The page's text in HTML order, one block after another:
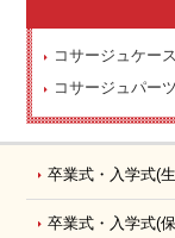
コサージュケース
コサージュパーツ
卒業式・入学式(
卒業式・入学式(